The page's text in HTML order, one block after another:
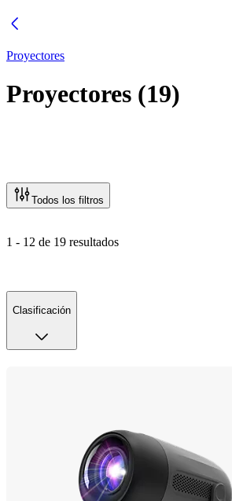
Proyectores
Proyectores (19)
Todos los filtros
1 - 12 de 19 resultados
Clasificación